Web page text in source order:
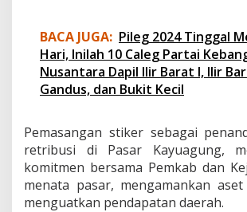
BACA JUGA: Pileg 2024 Tinggal
Hari, Inilah 10 Caleg Partai
Nusantara Dapil Ilir Barat I, Ilir
Gandus, dan Bukit Kecil
Pemasangan stiker sebagai
retribusi di Pasar Kayuagung,
komitmen bersama Pemkab dan
menata pasar, mengamankan
menguatkan pendapatan daerah.